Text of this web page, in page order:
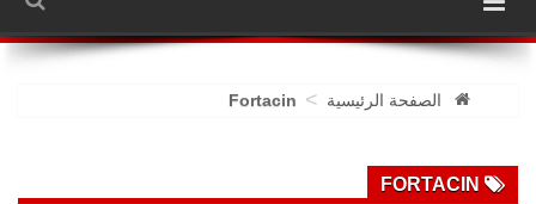
الصفحة الرئيسية >
Fortacin